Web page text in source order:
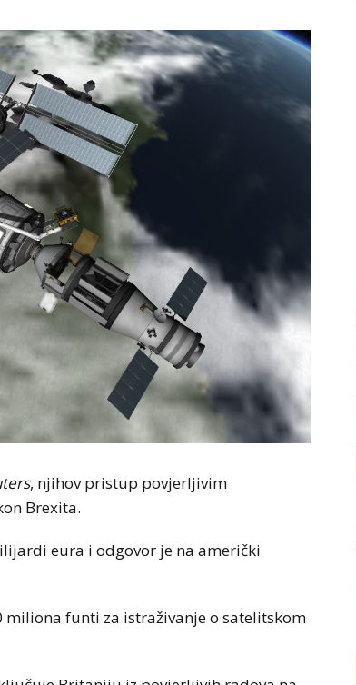
, njihov pristup povjerljivim
Brexita.
eura i odgovor je na američki
funti za istraživanje o satelitskom